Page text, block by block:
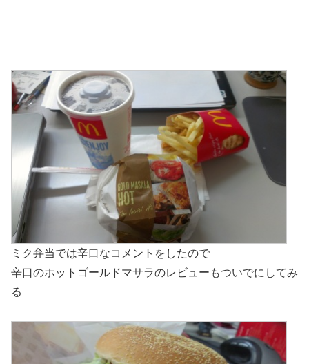
ミク弁当では辛口なコメントをしたので
辛口のホットゴールドマサラのレビューもついでにしてみ
る